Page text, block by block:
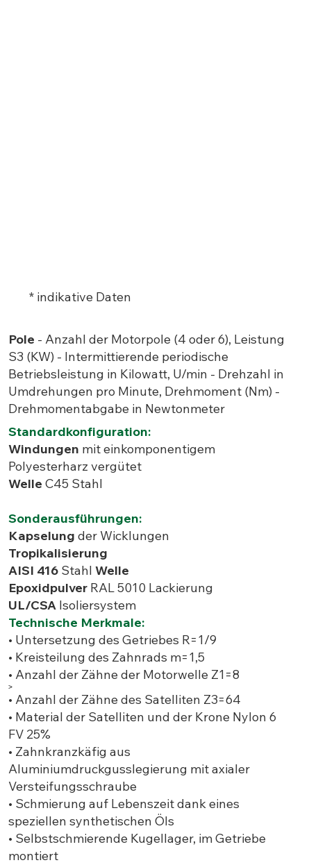
* indikative Daten
Pole - Anzahl der Motorpole (4 oder 6), Leistung
S3 (KW) - Intermittierende periodische
Betriebsleistung in Kilowatt, U/min - Drehzahl in
Umdrehungen pro Minute, Drehmoment (Nm) -
Drehmomentabgabe in Newtonmeter
Standardkonfiguration:
Windungen mit einkomponentigem
Polyesterharz vergütet
Welle C45 Stahl
Sonderausführungen:
Kapselung der Wicklungen
Tropikalisierung
AISI 416 Stahl Welle
EpoxidpulverRAL 5010 Lackierung
UL/CSAIsoliersystem
Technische Merkmale:
• Untersetzung des Getriebes R=1/9
• Kreisteilung des Zahnrads m=1,5
• Anzahl der Zähne der Motorwelle Z1=8
>
• Anzahl der Zähne des Satelliten Z3=64
• Material der Satelliten und der Krone Nylon 6
FV 25%
• Zahnkranzkäfig aus
Aluminiumdruckgusslegierung mit axialer
Versteifungsschraube
• Schmierung auf Lebenszeit dank eines
speziellen synthetischen Öls
• Selbstschmierende Kugellager, im Getriebe
montiert